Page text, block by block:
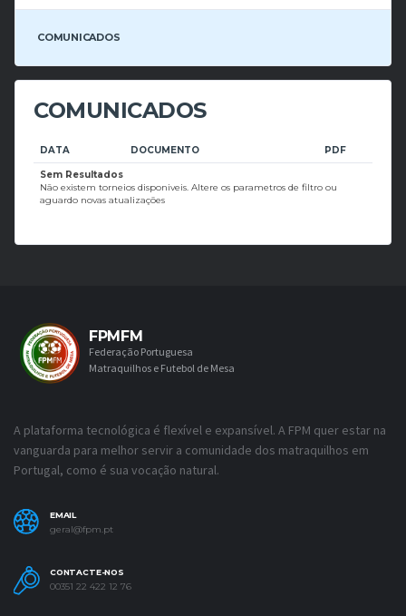
COMUNICADOS
COMUNICADOS
DATA DOCUMENTO PDF
Sem Resultados
Não existem torneios disponiveis. Altere os parametros de filtro ou
aguardo novas atualizações
FPMFM
Federação Portuguesa
Matraquilhos e Futebol de Mesa
A plataforma tecnológica é flexível e expansível. A FPM quer estar na
vanguarda para melhor servir a comunidade dos matraquilhos em
Portugal, como é sua vocação natural.
EMAIL
geral@fpm.pt
CONTACTE-NOS
00351 22 422 12 76